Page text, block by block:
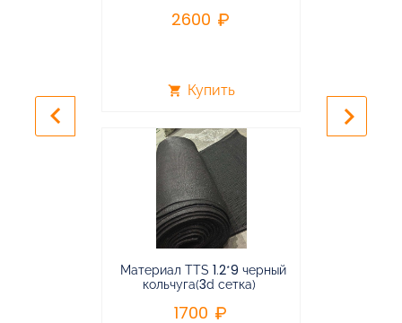
2600
shopping_cart Купить
Материал TTS 1.2*9 черный
кольчуга(3d сетка)
1700
keyboard_arrow_left keyboard_arrow_right